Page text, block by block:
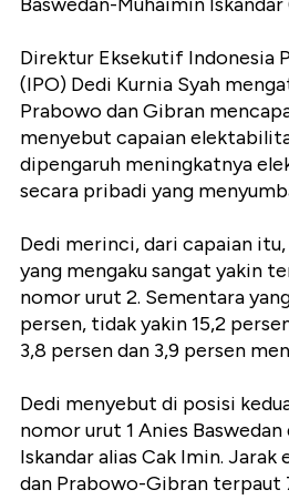
Direktur Eksekutif Indonesia
(IPO) Dedi Kurnia Syah
Prabowo dan Gibran
menyebut capaian
dipengaruh meningkatnya
secara pribadi yang
Dedi merinci, dari capaian itu,
yang mengaku sangat yakin
nomor urut 2. Sementara
persen, tidak yakin 15,2
3,8 persen dan 3,9 persen
Dedi menyebut di posisi
nomor urut 1 Anies
Iskandar alias Cak Imin.
dan Prabowo-Gibran terpaut